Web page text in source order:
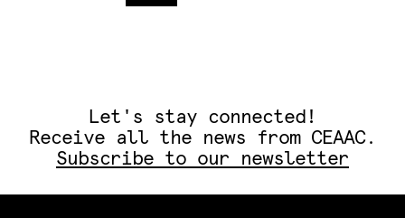
Let's stay connected!
Receive all the news from CEAAC.
Subscribe to our newsletter